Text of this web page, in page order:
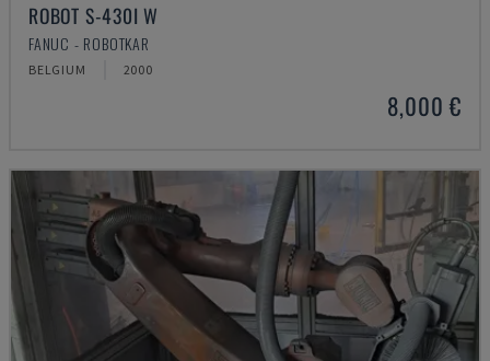
ROBOT S-430I W
FANUC - ROBOTKAR
BELGIUM 2000
8,000 €